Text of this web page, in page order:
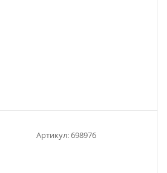
Артикул:698976